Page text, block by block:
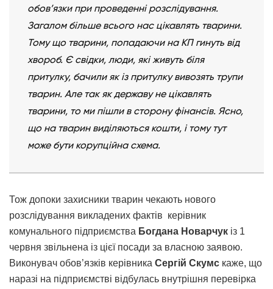
обов’язки при проведенні розслідування.
Загалом більше всього нас цікавлять тварини.
Тому що тварини, попадаючи на КП гинуть від
хвороб. Є свідки, люди, які живуть біля
притулку, бачили як із притулку вивозять трупи
тварин. Але так як державу не цікавлять
тварини, то ми пішли в сторону фінансів. Ясно,
що на тварин виділяються кошти, і тому тут
може бути корупційна схема.
Тож допоки захисники тварин чекають нового
розслідування викладених фактів керівник
комунального підприємства Богдана Новарчук із 1
червня звільнена із цієї посади за власною заявою.
Виконувач обов’язків керівника Сергій Скумс каже, що
наразі на підприємстві відбулась внутрішня перевірка